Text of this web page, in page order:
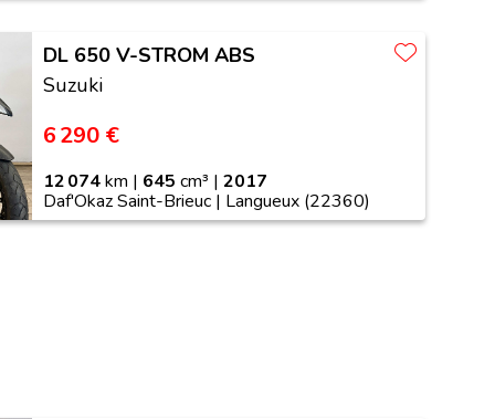
DL 650 V-STROM ABS
Suzuki
6 290 €
12 074km | 645 cm³ | 2017
Daf'Okaz Saint-Brieuc | Langueux (22360)